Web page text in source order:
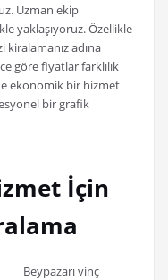
Uzman ekip
yaklaşıyoruz. Özellikle
kiralamanız adına
göre fiyatlar farklılık
ekonomik bir hizmet
bir grafik
İçin
Beypazarı vinç